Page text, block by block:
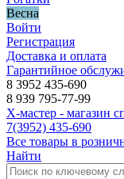
Весна
Войти
Регистрация
Доставка и оплата
Гарантийное
8 3952 435-690
8 939 795-77-99
Х-мастер - магазин
7(3952) 435-690
Все товары в
Найти